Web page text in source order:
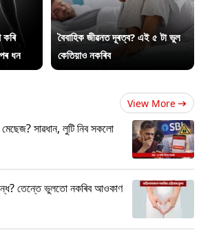
কৰি
ধন
বৈবাহিক জীৱনত দূৰত্ব? এই ৫ টা ভুল
কেতিয়াও নকৰিব
View More
সাৱধান, লুটি নিব সকলো
তেন্তে ভুলতো নকৰিব আওকাণ